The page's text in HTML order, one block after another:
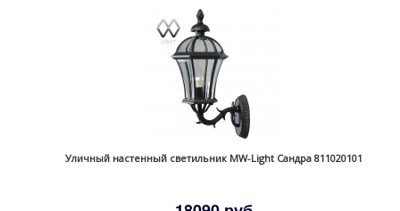
Уличный настенный светильник MW-Light Сандра 811020101